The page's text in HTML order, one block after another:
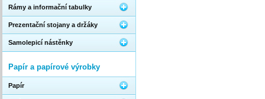
Rámy a informační tabulky
Prezentační stojany a držáky
Samolepicí nástěnky
Papír a papírové výrobky
Papír